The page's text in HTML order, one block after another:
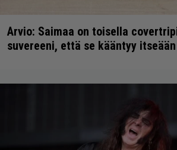
Arvio: Saimaa on toisella
suvereeni, että se kääntyy